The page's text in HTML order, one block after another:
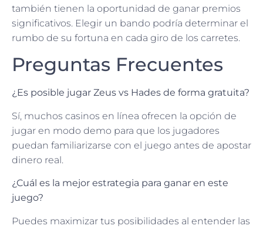
también tienen la oportunidad de ganar premios
significativos. Elegir un bando podría determinar el
rumbo de su fortuna en cada giro de los carretes.
Preguntas Frecuentes
¿Es posible jugar Zeus vs Hades de forma gratuita?
Sí, muchos casinos en línea ofrecen la opción de
jugar en modo demo para que los jugadores
puedan familiarizarse con el juego antes de apostar
dinero real.
¿Cuál es la mejor estrategia para ganar en este
juego?
Puedes maximizar tus posibilidades al entender las